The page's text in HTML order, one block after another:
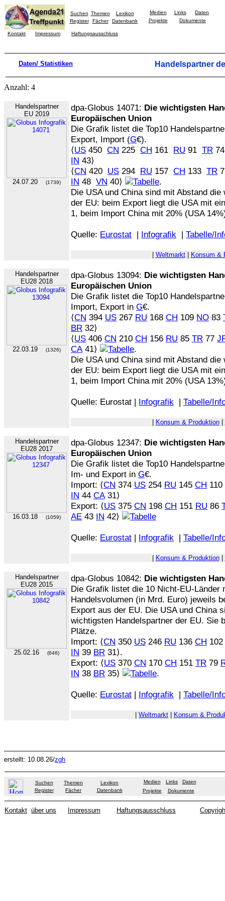
Suchen Themen
Lexikon
Register
Fächer Datenbank
Medien Links
Daten
Projekte
Dokumente
Kontakt Impressum Haftungsausschluss
Daten/ Statistiken Handelspartner
Anzahl: 4
Handelspartner
EU 2019
24.07.20 (1739)
dpa-Globus 14071: Die wichtigsten
Europäischen Union
Die Grafik listet die Top10
Export, Import (G€).
⟨US 450 CN 225 CH 161 RU 91 TR
IN 43⟩
⟨CN 420 US 294 RU 157 CH 133 TR
IN 48 VN 40⟩
.
Die USA und China sind mit Abstand
der EU: beim Export liegt die USA mit
1, beim Import China mit 20% (USA
Quelle: Eurostat | Infografik | Tabelle/
Weltmarkt| Konsum &
Handelspartner
EU28 2018
22.03.19 (1326)
dpa-Globus 13094: Die wichtigsten
Europäischen Union
Die Grafik listet die Top10
Import, Export in G€.
⟨CN 394 US 267 RU 168 CH 109 NO 83
BR 32⟩
⟨US 406 CN 210 CH 156 RU 85 TR 77
CA41⟩
.
Die USA und China sind mit Abstand
der EU: beim Export liegt die USA mit
1, beim Import China mit 20% (USA
Quelle: Eurostat | Infografik | Tabelle/
Konsum & Produktion|
Handelspartner
EU28 2017
16.03.18 (1059)
dpa-Globus 12347: Die wichtigsten
Europäischen Union
Die Grafik listet die Top10
Im- und Export in G€.
Import: ⟨CN 374 US 254 RU 145 CH 110
IN 44 CA31⟩
Export: ⟨US 375 CN 198 CH 151 RU 86
AE 43 IN 42⟩
Quelle: Eurostat | Infografik | Tabelle/
Konsum & Produktion|
Handelspartner
EU28 2015
25.02.16 (646)
dpa-Globus 10842: Die wichtigsten
Die Grafik listet die 10 Nicht-EU-Länder
Handelsvolumen (in Mrd. Euro) jeweils
Export aus der EU. Die USA und China
wichtigsten Handelspartner der EU. Sie
Plätze.
Import: ⟨CN 350 US 246 RU 136 CH 102
IN 39 BR 31⟩.
Export: ⟨US 370 CN 170 CH 151 TR 79
IN 38 BR 35⟩ .
Quelle: Eurostat | Infografik | Tabelle/
Weltmarkt Konsum &
erstellt: 10.08.26/zgh
Suchen Themen
Lexikon
Register
Fächer Datenbank
Medien Links
Daten
Projekte
Dokumente
Kontakt über uns Impressum Haftungsausschluss